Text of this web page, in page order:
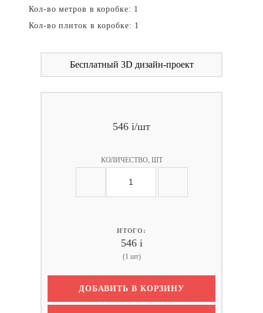
Кол-во метров в коробке: 1
Кол-во плиток в коробке: 1
Бесплатный 3D дизайн-проект
546 i/шт
КОЛИЧЕСТВО, ШТ
ИТОГО:
546 i
(1 шт)
ДОБАВИТЬ В КОРЗИНУ